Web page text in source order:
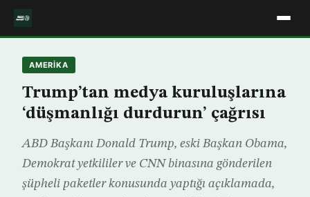
AMERIKA
Trump’tan medya kuruluşlarına
‘düşmanlığı durdurun’ çağrısı
ABD Başkanı Donald Trump, eski Başkan Obama,
Demokrat yetkililer ve CNN binasına gönderilen
şüpheli paketler konusunda yaptığı açıklamada,